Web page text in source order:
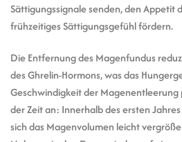
Sättigungssignale senden, den Appetit
frühzeitiges Sättigungsgefühl fördern.
Die Entfernung des Magenfundus
des Ghrelin-Hormons, was das
Geschwindigkeit der Magenentleerung
der Zeit an: Innerhalb des ersten
sich das Magenvolumen leicht